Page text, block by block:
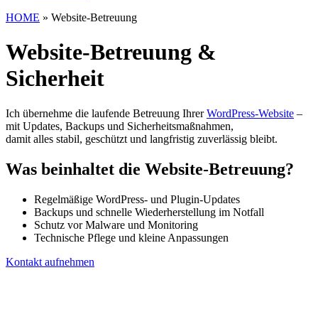
HOME » Website-Betreuung
Website-Betreuung &
Sicherheit
Ich übernehme die laufende Betreuung IhrerWordPress-Website –
mit Updates, Backups und Sicherheitsmaßnahmen,
damit alles stabil, geschützt und langfristig zuverlässig bleibt.
Was beinhaltet die Website-Betreuung?
Regelmäßige WordPress- und Plugin-Updates
Backups und schnelle Wiederherstellung im Notfall
Schutz vor Malware und Monitoring
Technische Pflege und kleine Anpassungen
Kontakt aufnehmen